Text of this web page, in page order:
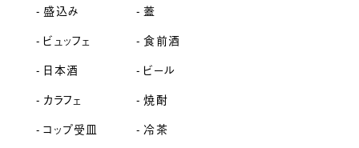
盛込み
蓋
ビュッフェ
食前酒
日本酒
ビール
カラフェ
焼酎
コップ受皿
冷茶